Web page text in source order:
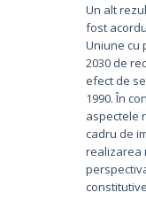
Un alt
fost
Uniune cu
2030 de
efect de
1990. În
aspectele
cadru de
realizarea